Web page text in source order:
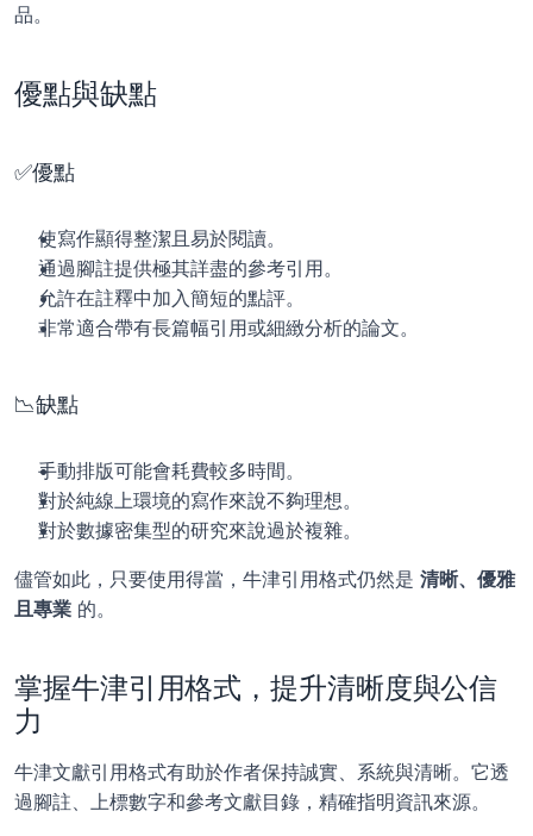
品。
優點與缺點
✅優點
使寫作顯得整潔且易於閱讀。
通過腳註提供極其詳盡的參考引用。
允許在註釋中加入簡短的點評。
非常適合帶有長篇幅引用或細緻分析的論文。
📉缺點
手動排版可能會耗費較多時間。
對於純線上環境的寫作來說不夠理想。
對於數據密集型的研究來說過於複雜。
儘管如此，只要使用得當，牛津引用格式仍然是 清晰、優雅
且專業 的。
掌握牛津引用格式，提升清晰度與公信
力
牛津文獻引用格式有助於作者保持誠實、系統與清晰。它透
過腳註、上標數字和參考文獻目錄，精確指明資訊來源。